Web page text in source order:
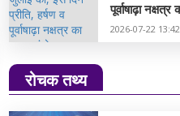
पूर्वाषाढ़ा
2026-07-22
रोचक तथ्य